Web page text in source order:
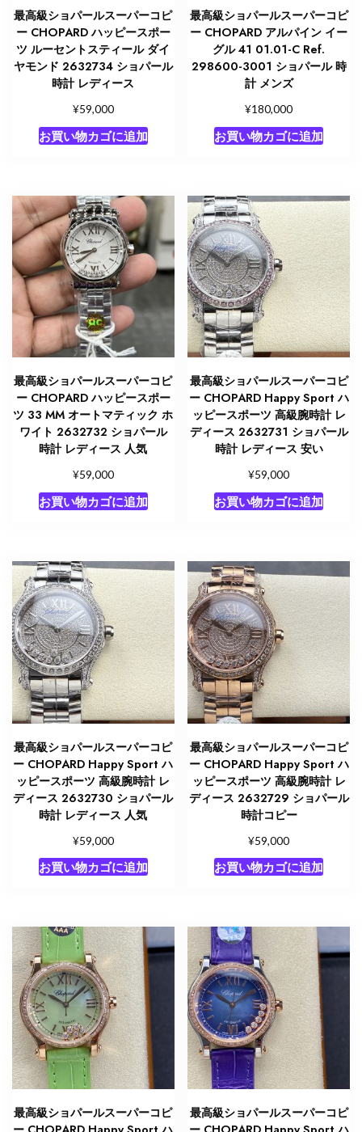
最高級ショパールスーパーコピ
ー CHOPARD ハッピースポー
ツ ルーセントスティール ダイ
ヤモンド 2632734 ショパール
時計 レディース
¥59,000
お買い物カゴに追加
最高級ショパールスーパーコピ
ー CHOPARD アルパイン イー
グル 41 01.01-C Ref.
298600-3001 ショパール 時
計 メンズ
¥180,000
お買い物カゴに追加
最高級ショパールスーパーコピ
ー CHOPARD ハッピースポー
ツ 33 MM オートマティック ホ
ワイト 2632732 ショパール
時計 レディース 人気
¥59,000
お買い物カゴに追加
最高級ショパールスーパーコピ
ー CHOPARD Happy Sport ハ
ッピースポーツ 高級腕時計 レ
ディース 2632731 ショパール
時計 レディース 安い
¥59,000
お買い物カゴに追加
最高級ショパールスーパーコピ
ー CHOPARD Happy Sport ハ
ッピースポーツ 高級腕時計 レ
ディース 2632730 ショパール
時計 レディース 人気
¥59,000
お買い物カゴに追加
最高級ショパールスーパーコピ
ー CHOPARD Happy Sport ハ
ッピースポーツ 高級腕時計 レ
ディース 2632729 ショパール
時計コピー
¥59,000
お買い物カゴに追加
最高級ショパールスーパーコピ
最高級ショパールスーパーコピ